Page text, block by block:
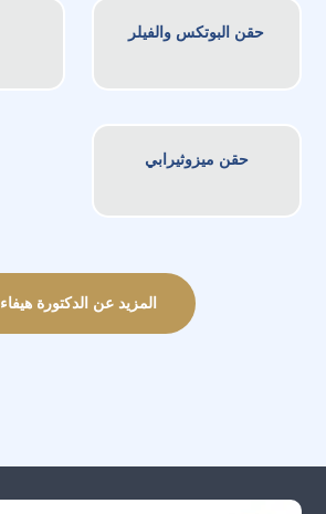
حقن البوتكس والفيلر
حقن ميزوثيرابي
المزيد عن الدكتورة هيفاء